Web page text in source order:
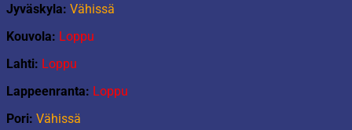
Jyväskyla: Vähissä
Kouvola: Loppu
Lahti: Loppu
Lappeenranta: Loppu
Pori: Vähissä